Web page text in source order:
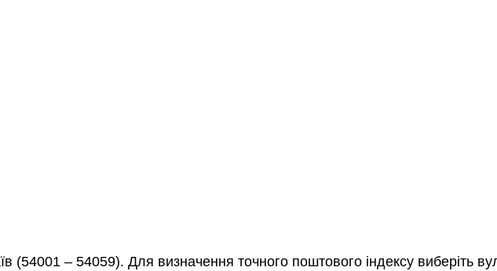
(54001 – 54059). Для визначення точного поштового індексу виберіть